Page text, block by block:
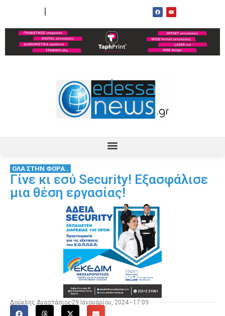
ΟΛΑ ΣΤΗΝ ΦΟΡΑ..
Γίνε κι εσύ Security! Εξασφάλισε
μια θέση εργασίας!
Δούκλης Αναστάσιος 29 Ιανουαρίου, 2024 - 17:09